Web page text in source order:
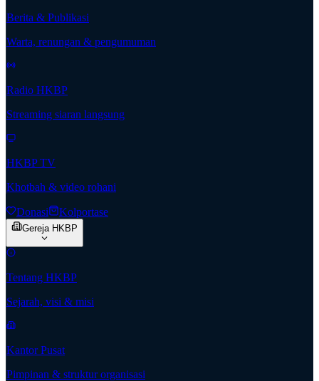
Berita & Publikasi
Warta, renungan & pengumuman
Radio HKBP
Streaming siaran langsung
HKBP TV
Khotbah & video rohani
Donasi Kolportase
Gereja HKBP
Tentang HKBP
Sejarah, visi & misi
Kantor Pusat
Pimpinan & struktur organisasi